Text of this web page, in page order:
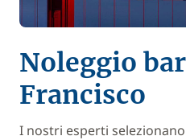
Noleggio
Francisco
I nostri esperti